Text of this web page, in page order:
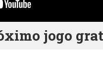
jogo